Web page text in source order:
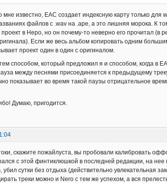
мне известно, EAC создает индексную карту только
файлов с .wav на .ape, а это лишняя морока. К
проект в Неро, но он почему-то неверно его прочитал (в
Если же весь альбом копировать одним
проект один в один с оригиналом.
способом, который предложил я и способом, когда в
между песнями присоединяется к предыдущему
показывает во время такой паузы отрицательное
Думаю, пригодится.
скажите пожайлуста, вы пробовали калибровать
с этой финтиклюшкой в последней редакции, на нее
сутки без отдыха (действительно увлекательная
треки можно и Nero с тем же успехом, а вся